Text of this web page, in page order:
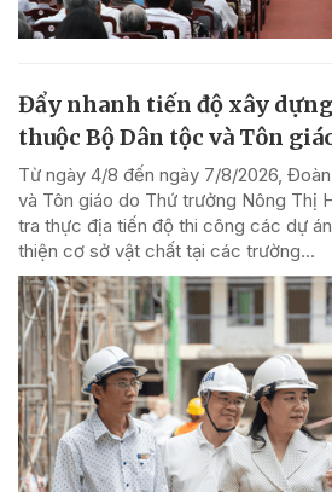
Đẩy nhanh tiến độ xây
thuộc Bộ Dân tộc và Tôn
Từ ngày 4/8 đến ngày 7/8/2026,
và Tôn giáo do Thứ trưởng Nông Thị
tra thực địa tiến độ thi công các dự
thiện cơ sở vật chất tại các trường...